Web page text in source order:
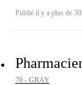
Publié il y a plus de
70 - GRAY